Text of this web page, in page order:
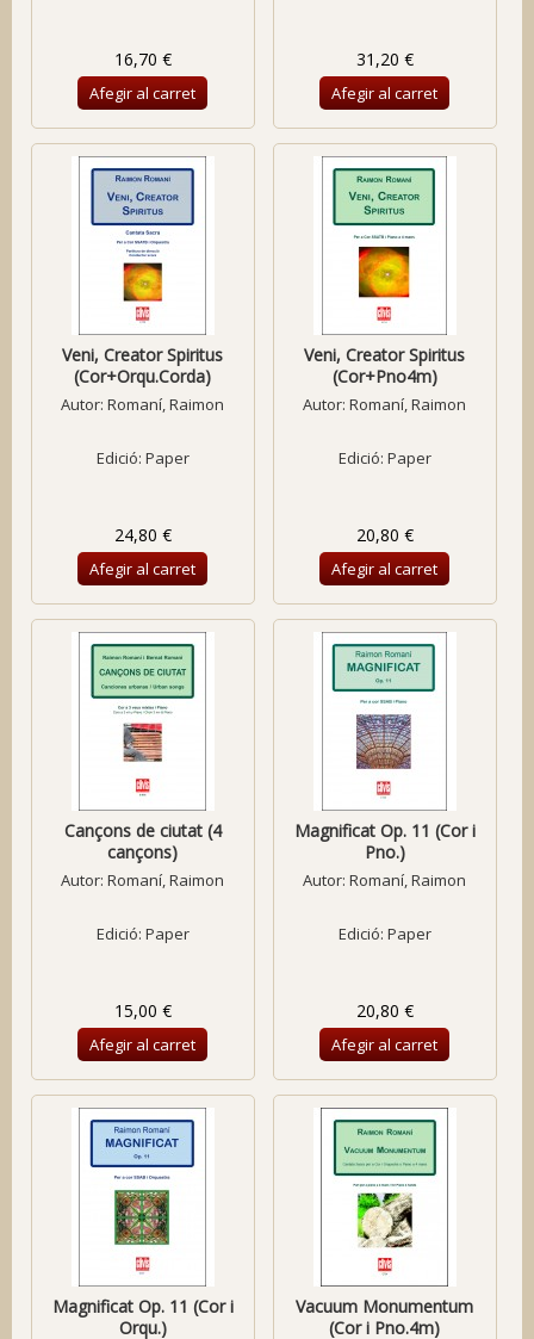
16,70 €
Afegir al carret
31,20 €
Afegir al carret
Veni, Creator Spiritus
(Cor+Orqu.Corda)
Autor:Romaní, Raimon
Edició: Paper
24,80 €
Afegir al carret
Veni, Creator Spiritus
(Cor+Pno4m)
Autor:Romaní, Raimon
Edició: Paper
20,80 €
Afegir al carret
Cançons de ciutat (4
cançons)
Autor:Romaní, Raimon
Edició: Paper
15,00 €
Afegir al carret
Magnificat Op. 11 (Cor i
Pno.)
Autor:Romaní, Raimon
Edició: Paper
20,80 €
Afegir al carret
Magnificat Op. 11 (Cor i
Orqu.)
Vacuum Monumentum
(Cor i Pno.4m)